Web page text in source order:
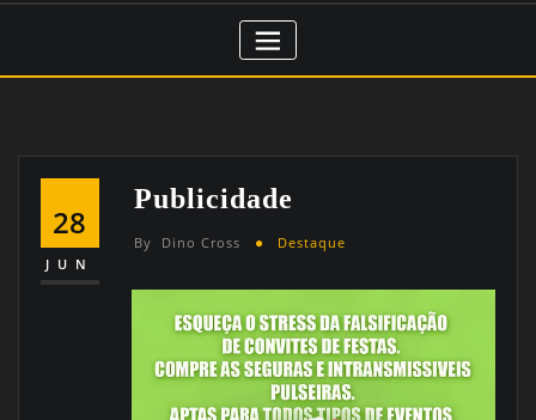
28
JUN
Publicidade
By Dino Cross Destaque